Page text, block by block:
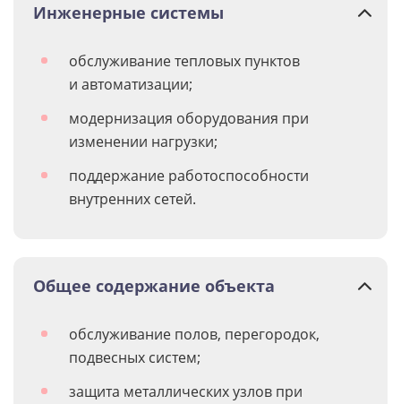
Инженерные системы
обслуживание тепловых пунктов
и автоматизации;
модернизация оборудования при
изменении нагрузки;
поддержание работоспособности
внутренних сетей.
Общее содержание объекта
обслуживание полов, перегородок,
подвесных систем;
защита металлических узлов при